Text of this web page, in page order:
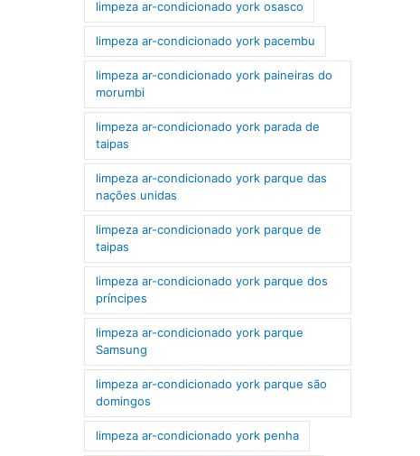
limpeza ar-condicionado york osasco
limpeza ar-condicionado york pacembu
limpeza ar-condicionado york paineiras do
morumbi
limpeza ar-condicionado york parada de
taipas
limpeza ar-condicionado york parque das
nações unidas
limpeza ar-condicionado york parque de
taipas
limpeza ar-condicionado york parque dos
príncipes
limpeza ar-condicionado york parque
Samsung
limpeza ar-condicionado york parque são
domingos
limpeza ar-condicionado york penha